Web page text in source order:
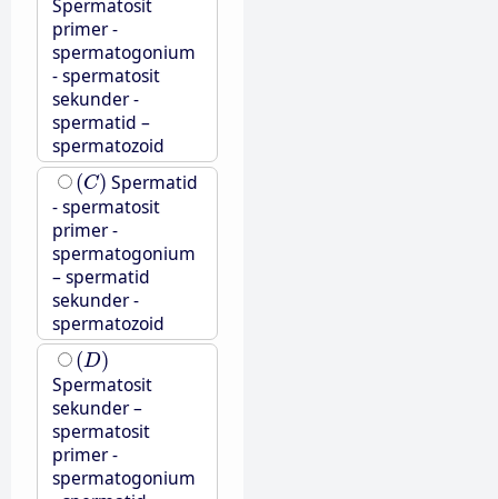
Spermatosit
primer -
spermatogonium
- spermatosit
sekunder -
spermatid –
spermatozoid
(C)
(C) Spermatid
- spermatosit
primer -
spermatogonium
– spermatid
sekunder -
spermatozoid
(D)
(D)
Spermatosit
sekunder –
spermatosit
primer -
spermatogonium